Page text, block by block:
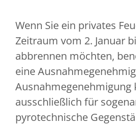
Wenn Sie ein privates
Zeitraum vom 2. Januar
abbrennen möchten,
eine
Ausnahmegenehmigung
ausschließlich für
pyrotechnische